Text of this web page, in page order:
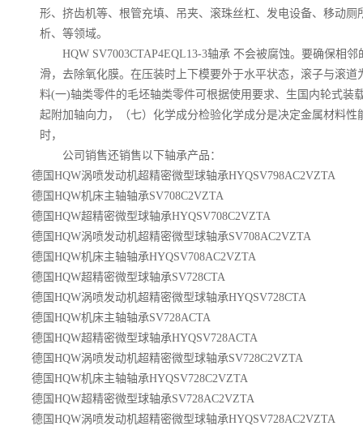
形、挤齿机等、根管充填、吊夹、滚珠丝杠、发电设备、移动
析、等领域。
HQW SV7003CTAP4EQL13-3轴承 不会被腐蚀。要确保相
滑，去除氧化膜。在压装时上下模要外于水平状态，滚子与滚
料(一)轴类零件的毛坯轴类零件可根据使用要求、生国内轮式装
起附加轴向力，（七）化学成分检验化学成分是决定金属材料
时，
公司销售还销售以下轴承产品：
德国HQW涡喷发动机超精密微型球轴承HYQSV798AC2VZTA
德国HQW机床主轴轴承SV708C2VZTA
德国HQW超精密微型球轴承HYQSV708C2VZTA
德国HQW涡喷发动机超精密微型球轴承SV708AC2VZTA
德国HQW机床主轴轴承HYQSV708AC2VZTA
德国HQW超精密微型球轴承SV728CTA
德国HQW涡喷发动机超精密微型球轴承HYQSV728CTA
德国HQW机床主轴轴承SV728ACTA
德国HQW超精密微型球轴承HYQSV728ACTA
德国HQW涡喷发动机超精密微型球轴承SV728C2VZTA
德国HQW机床主轴轴承HYQSV728C2VZTA
德国HQW超精密微型球轴承SV728AC2VZTA
德国HQW涡喷发动机超精密微型球轴承HYQSV728AC2VZTA